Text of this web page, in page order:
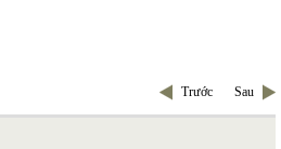
Trước Sau